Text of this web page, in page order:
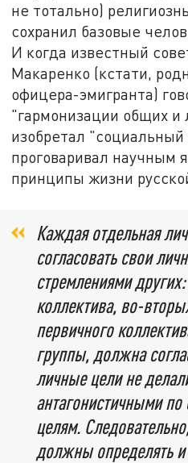
не тотально)
сохранил базовые
И когда известный
Макаренко (кстати,
офицера-эмигранта)
"гармонизации общих
изобретал
проговаривал научным
принципы жизни
Каждая отдельная
согласовать свои
стремлениями
коллектива, во-
первичного
группы, должна
личные цели не
антагонистичными
целям.
должны определять